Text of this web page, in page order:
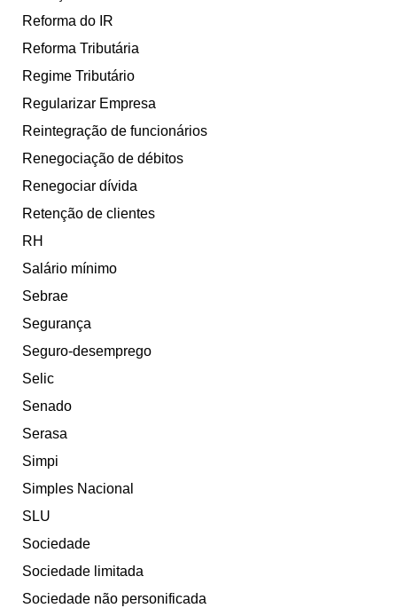
Reforma do IR
Reforma Tributária
Regime Tributário
Regularizar Empresa
Reintegração de funcionários
Renegociação de débitos
Renegociar dívida
Retenção de clientes
RH
Salário mínimo
Sebrae
Segurança
Seguro-desemprego
Selic
Senado
Serasa
Simpi
Simples Nacional
SLU
Sociedade
Sociedade limitada
Sociedade não personificada